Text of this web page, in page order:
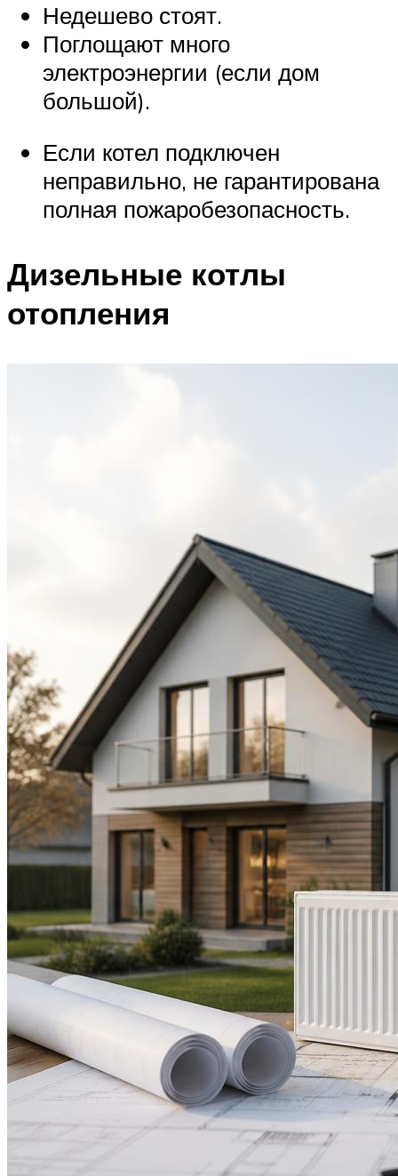
Недешево стоят.
Поглощают много
электроэнергии (если дом
большой).
Если котел подключен
неправильно, не гарантирована
полная пожаробезопасность.
Дизельные котлы
отопления